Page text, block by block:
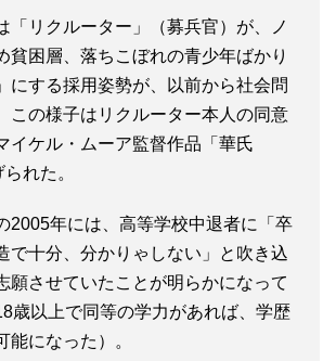
「リクルーター」（募兵官）が、ノ
貧困層、落ちこぼれの青少年ばかり
にする採用姿勢が、以前から社会問
この様子はリクルーター本人の同意
イケル・ムーア監督作品「華氏
れた。
2005年には、高等学校中退者に「卒
で十分、分かりゃしない」と吹き込
願させていたことが明らかになって
歳以上で同等の学力があれば、学歴
能になった）。